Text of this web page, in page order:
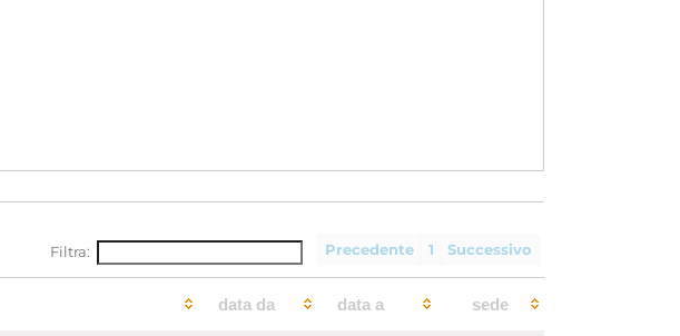
Precedente
1 Successivo
Filtra:
data da data a sede